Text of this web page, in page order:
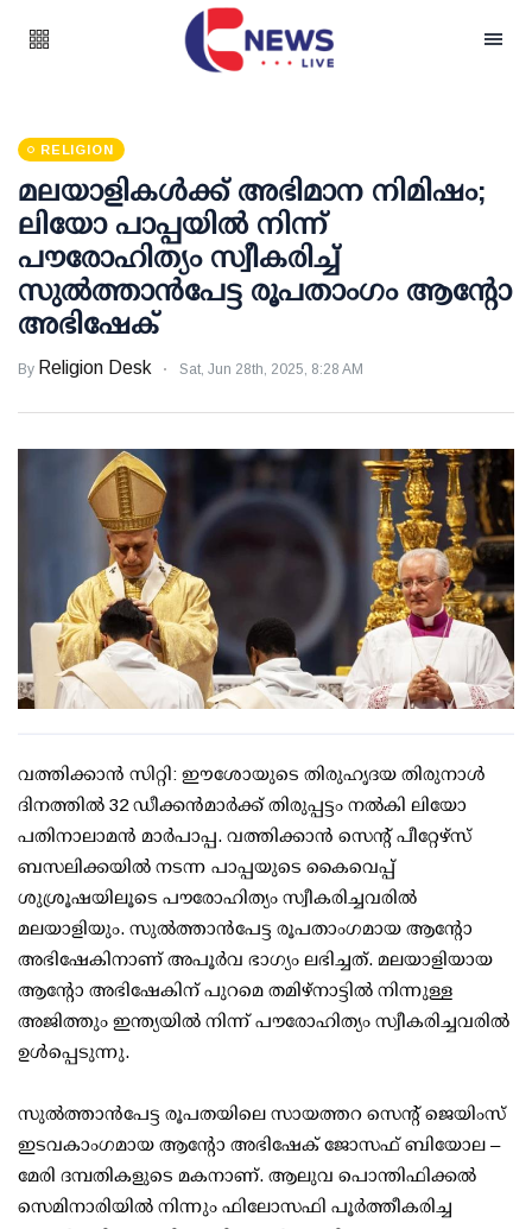
RELIGION
മലയാളികള്‍ക്ക് അഭിമാന നിമിഷം;
ലിയോ പാപ്പയില്‍ നിന്ന്
പൗരോഹിത്യം സ്വീകരിച്ച്
സുൽത്താൻപേട്ട രൂപതാം​ഗം ആന്റോ
അഭിഷേക്
By Religion Desk Sat, Jun 28th, 2025, 8:28 AM
വത്തിക്കാന്‍ സിറ്റി: ഈശോയുടെ തിരുഹൃദയ തിരുനാള്‍
ദിനത്തിൽ 32 ഡീക്കന്‍മാര്‍ക്ക് തിരുപ്പട്ടം നല്‍കി ലിയോ
പതിനാലാമൻ മാർപാപ്പ. വത്തിക്കാൻ സെന്റ് പീറ്റേഴ്സ്
ബസലിക്കയിൽ നടന്ന പാപ്പയുടെ കൈവെപ്പ്
ശുശ്രൂഷയിലൂടെ പൗരോഹിത്യം സ്വീകരിച്ചവരിൽ
മലയാളിയും. സുല്‍ത്താന്‍പേട്ട രൂപതാംഗമായ ആന്റോ
അഭിഷേകിനാണ് അപൂർവ ഭാ​ഗ്യം ലഭിച്ചത്. മലയാളിയായ
ആന്റോ അഭിഷേകിന് പുറമെ തമിഴ്‌നാട്ടില്‍ നിന്നുള്ള
അജിത്തും ഇന്ത്യയില്‍ നിന്ന് പൗരോഹിത്യം സ്വീകരിച്ചവരില്‍
ഉള്‍പ്പെടുന്നു.
സുല്‍ത്താന്‍പേട്ട രൂപതയിലെ സായത്തറ സെന്റ് ജെയിംസ്
ഇടവകാംഗമായ ആന്റോ അഭിഷേക് ജോസഫ് ബിയോല –
മേരി ദമ്പതികളുടെ മകനാണ്. ആലുവ പൊന്തിഫിക്കല്‍
സെമിനാരിയില്‍ നിന്നും ഫിലോസഫി പൂര്‍ത്തീകരിച്ച